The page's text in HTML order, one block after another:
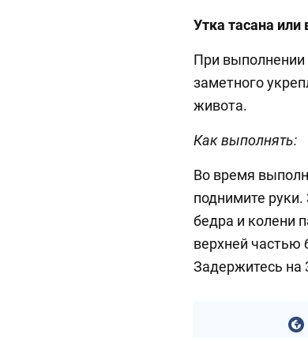
Утка тасана или
При выполнении
заметного
живота.
Как выполнять:
Во время
поднимите
бедра и колени
верхней частью
Задержитесь на